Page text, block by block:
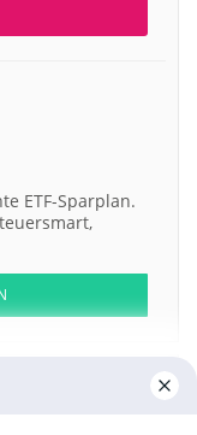
ETF-Sparplan.